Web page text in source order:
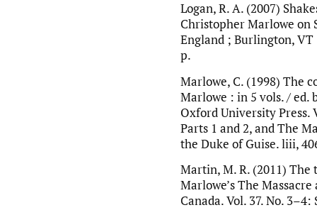
Logan, R. A. (2007)
Christopher Marlowe on
England ; Burlington, VT
p.
Marlowe, C. (1998) The
Marlowe : in 5 vols. / ed.
Oxford University Press.
Parts 1 and 2, and The
the Duke of Guise. liii,
Martin, M. R. (2011)
Marlowe’s The
Canada. Vol. 37. No.